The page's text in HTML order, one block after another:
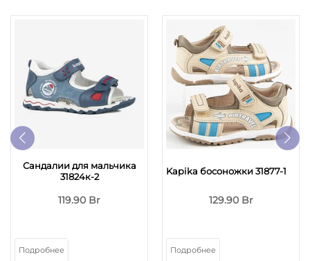
Сандалии для мальчика
31824к-2
119.90 Br
Подробнее
Kapika босоножки 31877-1
129.90 Br
Подробнее